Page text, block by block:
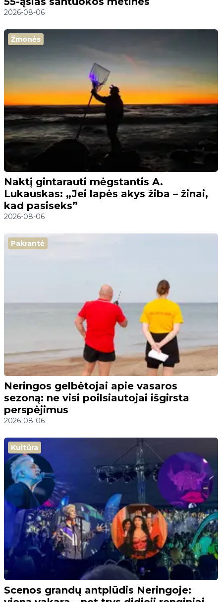
2026-08-06
Žmonės
Naktį gintarauti mėgstantis A.
Lukauskas: „Jei lapės akys žiba – žinai,
kad pasiseks”
2026-08-06
Pakrantė
Neringos gelbėtojai apie vasaros
sezoną: ne visi poilsiautojai išgirsta
perspėjimus
2026-08-06
Kultūra
Scenos grandų antplūdis Neringoje: